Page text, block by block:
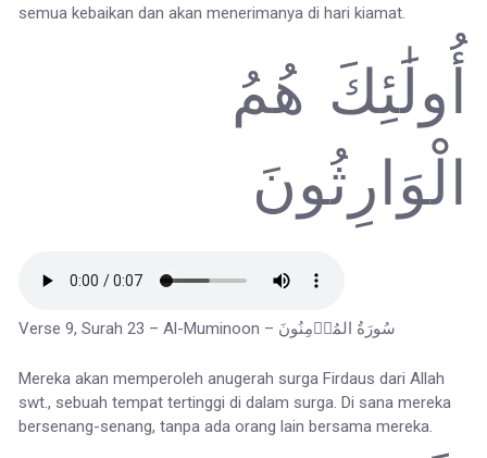
semua kebaikan dan akan menerimanya di hari kiamat.
أُولَٰئِكَ هُمُ
الْوَارِثُونَ
Verse 9, Surah 23 – Al-Muminoon – سُورَةُ المُؤۡمِنُونَ
Mereka akan memperoleh anugerah surga Firdaus dari Allah
swt., sebuah tempat tertinggi di dalam surga. Di sana mereka
bersenang-senang, tanpa ada orang lain bersama mereka.